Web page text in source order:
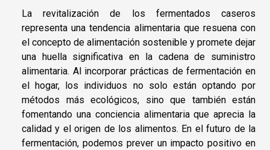
La revitalización de los fermentados caseros
representa una tendencia alimentaria que resuena con
el concepto de alimentación sostenible y promete dejar
una huella significativa en la cadena de suministro
alimentaria. Al incorporar prácticas de fermentación en
el hogar, los individuos no solo están optando por
métodos más ecológicos, sino que también están
fomentando una conciencia alimentaria que aprecia la
calidad y el origen de los alimentos. En el futuro de la
fermentación, podemos prever un impacto positivo en